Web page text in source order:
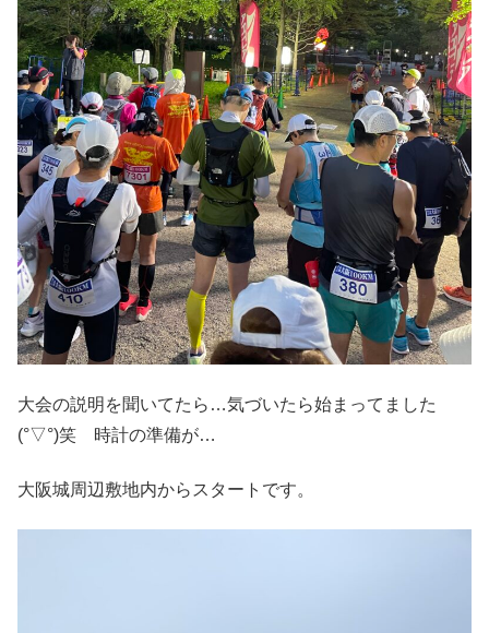
大会の説明を聞いてたら…気づいたら始まってました
(°▽°)笑 時計の準備が…
大阪城周辺敷地内からスタートです。